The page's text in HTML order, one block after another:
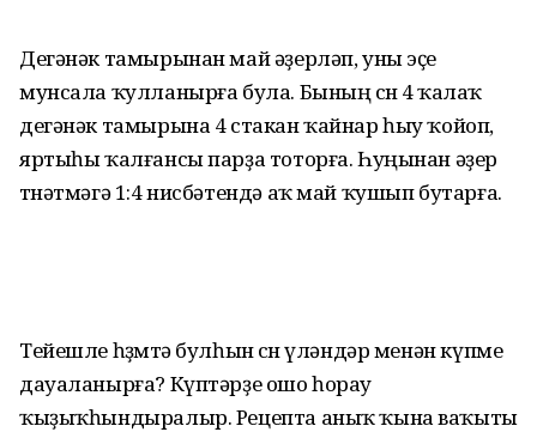
Дегәнәк тамырынан май әҙерләп, уны эҫе
мунсала ҡулланырға була. Бының өсөн 4 ҡалаҡ
дегәнәк тамырына 4 стакан ҡайнар һыу ҡойоп,
яртыһы ҡалғансы парҙа тоторға. Һуңынан әҙер
төнәтмәгә 1:4 нисбәтендә аҡ май ҡушып бутарға.
Тейешле һөҙөмтә булһын өсөн үләндәр менән күпме
дауаланырға? Күптәрҙе ошо һорау
ҡыҙыҡһындыралыр. Рецепта аныҡ ҡына ваҡыты